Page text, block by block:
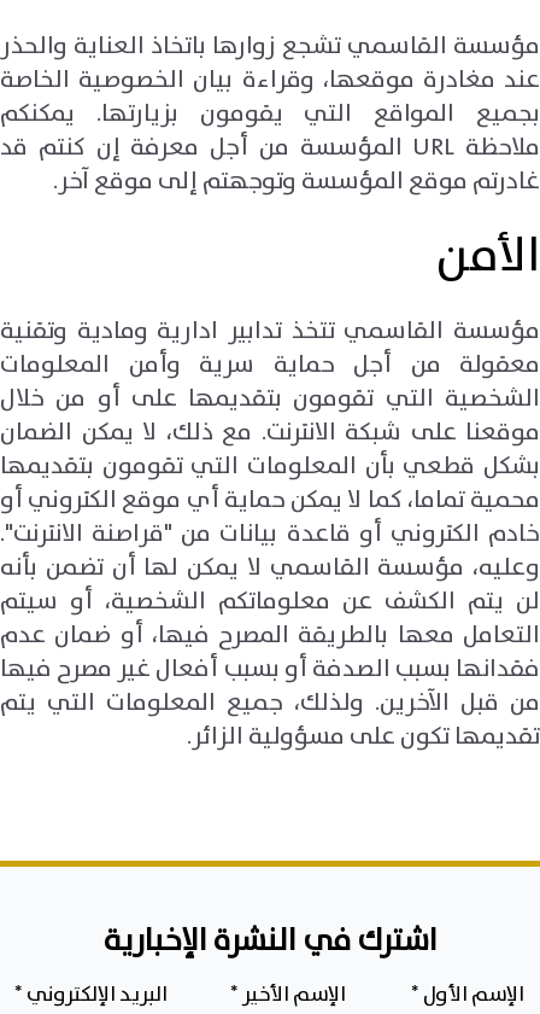
مؤسسة القاسمي تشجع زوارها باتخاذ العناية والحذر
عند مغادرة موقعها، وقراءة بيان الخصوصية الخاصة
بجميع المواقع التي يقومون بزيارتها. يمكنكم
ملاحظة URL المؤسسة من أجل معرفة إن كنتم قد
غادرتم موقع المؤسسة وتوجهتم إلى موقع آخر.
الأمن
مؤسسة القاسمي تتخذ تدابير ادارية ومادية وتقنية
معقولة من أجل حماية سرية وأمن المعلومات
الشخصية التي تقومون بتقديمها على أو من خلال
موقعنا على شبكة الانترنت. مع ذلك، لا يمكن الضمان
بشكل قطعي بأن المعلومات التي تقومون بتقديمها
محمية تماما، كما لا يمكن حماية أي موقع الكتروني أو
خادم الكتروني أو قاعدة بيانات من "قراصنة الانترنت".
وعليه، مؤسسة القاسمي لا يمكن لها أن تضمن بأنه
لن يتم الكشف عن معلوماتكم الشخصية، أو سيتم
التعامل معها بالطريقة المصرح فيها، أو ضمان عدم
فقدانها بسبب الصدفة أو بسبب أفعال غير مصرح فيها
من قبل الآخرين. ولذلك، جميع المعلومات التي يتم
تقديمها تكون على مسؤولية الزائر.
اشترك في النشرة الإخبارية
البريد الإلكتروني* الإسم الأخير* الإسم الأول*